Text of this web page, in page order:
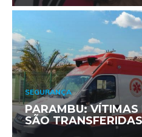
SEGURANÇA
PARAMBU: VÍTIMAS
SÃO TRANSFERIDAS